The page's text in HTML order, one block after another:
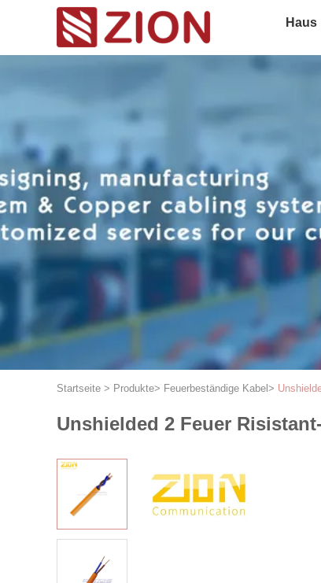
Haus
Startseite > Produkte> Feuerbeständige Kabel >
Unshielded 2 Feuer